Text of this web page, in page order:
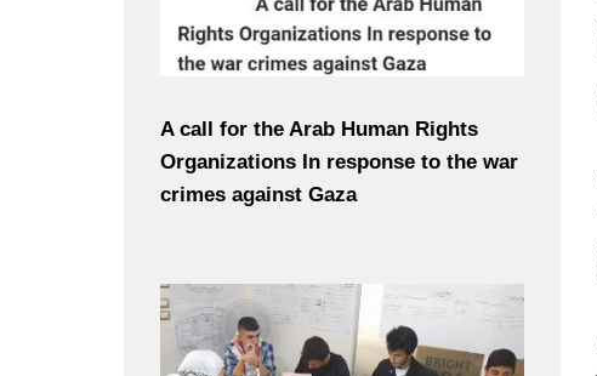
A call for the Arab Human Rights
Organizations In response to the war
crimes against Gaza